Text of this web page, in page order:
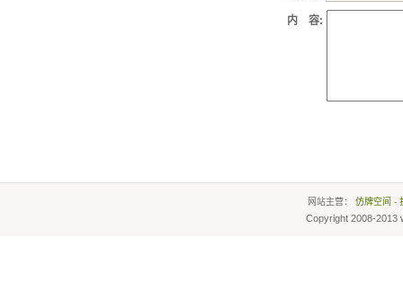
内 容:
网站主营： 仿牌空间 -
Copyright 2008-2013